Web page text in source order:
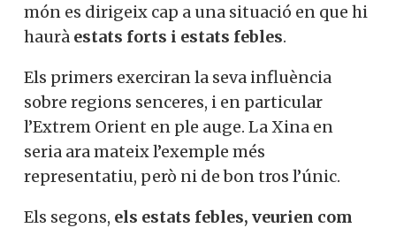
món es dirigeix cap a una situació en que hi
haurà estats forts i estats febles.
Els primers exerciran la seva influència
sobre regions senceres, i en particular
l’Extrem Orient en ple auge. La Xina en
seria ara mateix l’exemple més
representatiu, però ni de bon tros l’únic.
Els segons, els estats febles, veurien com